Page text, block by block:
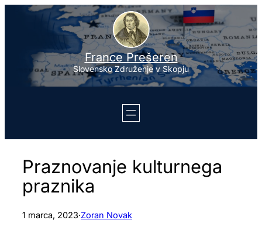
Preskoči
France Prešeren
Slovensko Združenje v Skopju
Praznovanje kulturnega
praznika
1 marca, 2023·Zoran Novak